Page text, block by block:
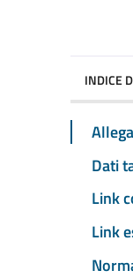
INDICE
Dati
Link
Link